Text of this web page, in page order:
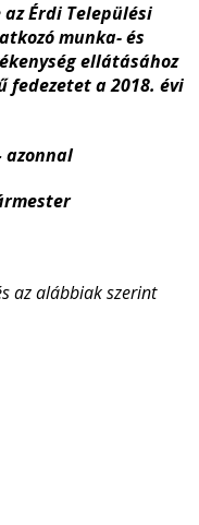
az Érdi Települési
munka- és
ellátásához
fedezetet a 2018. évi
azonnal
az alábbiak szerint